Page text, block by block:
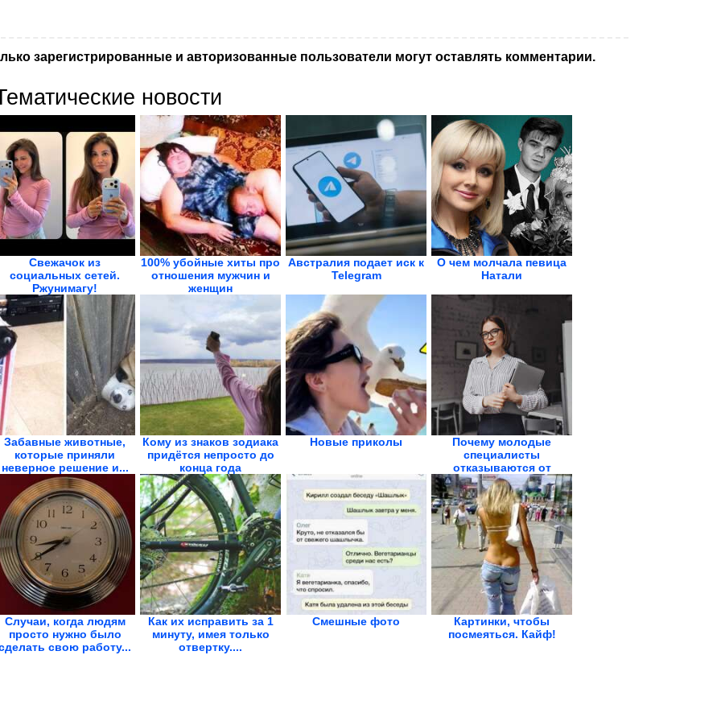
зарегистрированные и авторизованные пользователи могут оставлять комментарии.
новости
Свежачок из
социальных сетей.
Ржунимагу!
100% убойные хиты про
отношения мужчин и
женщин
Австралия подает иск к
Telegram
О чем молчала певица
Натали
Забавные животные,
которые приняли
неверное решение и...
Кому из знаков зодиака
придётся непросто до
конца года
Новые приколы
Почему молодые
специалисты
отказываются от
руководящих...
Случаи, когда людям
просто нужно было
свою работу...
Как их исправить за 1
минуту, имея только
отвертку....
Смешные фото
Картинки, чтобы
посмеяться. Кайф!